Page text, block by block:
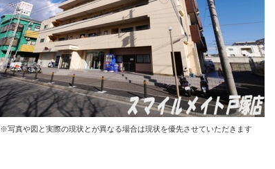
※写真や図と実際の現状とが異なる場合は現状を優先させていただきます